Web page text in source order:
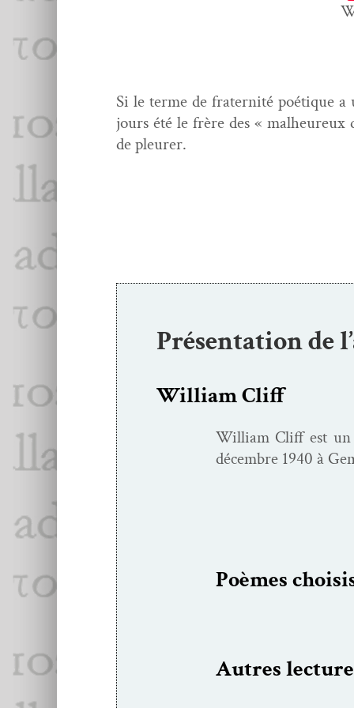
Si le terme de fra­ter­nité poé­tique
jours été le frère des « mal­heureux
de pleurer.
Présentation de
William Cliff
William Cliff est un
décem­bre 1940 à
Poèmes
Autres